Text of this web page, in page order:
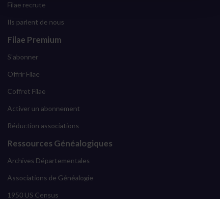
Filae recrute
Ils parlent de nous
Filae Premium
S'abonner
Offrir Filae
Coffret Filae
Activer un abonnement
Réduction associations
Ressources Généalogiques
Archives Départementales
Associations de Généalogie
1950 US Census